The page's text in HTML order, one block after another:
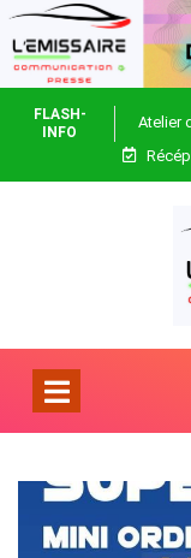
FLASH-
INFO
Atelier